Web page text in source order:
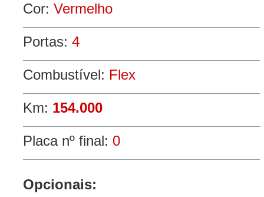
Cor: Vermelho
Portas: 4
Combustível: Flex
Km: 154.000
Placa nº final: 0
Opcionais: